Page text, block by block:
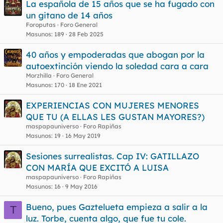
e
t
La española de 15 años que se ha fugado con
un gitano de 14 años
Foroputas
Foro General
Masunos 189 28 Feb 2025
40 años y empoderadas que abogan por la
autoextinción viendo la soledad cara a cara
Morzhilla
Foro General
Masunos 170 18 Ene 2021
EXPERIENCIAS CON MUJERES MENORES
QUE TU (A ELLAS LES GUSTAN MAYORES?)
maspapauniverso
Foro Rapiñas
Masunos 19 16 May 2019
Sesiones surrealistas. Cap IV: GATILLAZO
CON MARÍA QUE EXCITÓ A LUISA
maspapauniverso
Foro Rapiñas
Masunos 16 9 May 2016
T
Bueno, pues Gaztelueta empieza a salir a la
luz. Torbe, cuenta algo, que fue tu cole.